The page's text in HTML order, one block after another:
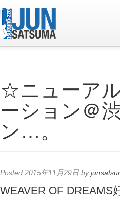
Live Schedule
Discography
Diary
YouTube
☆ニューア
ーション＠
ン…。
Posted 2015年11月29日 by
WEAVER OF DREAMS